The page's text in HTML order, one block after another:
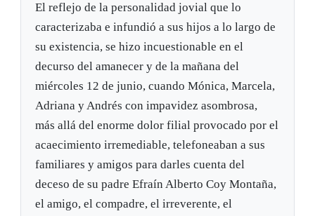
El reflejo de la personalidad jovial que lo
caracterizaba e infundió a sus hijos a lo largo de
su existencia, se hizo incuestionable en el
decurso del amanecer y de la mañana del
miércoles 12 de junio, cuando Mónica, Marcela,
Adriana y Andrés con impavidez asombrosa,
más allá del enorme dolor filial provocado por el
acaecimiento irremediable, telefoneaban a sus
familiares y amigos para darles cuenta del
deceso de su padre Efraín Alberto Coy Montaña,
el amigo, el compadre, el irreverente, el